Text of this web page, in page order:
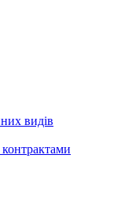
видів
контрактами